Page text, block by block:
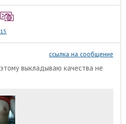
15
ссылка на сообщение
выкладываю качества не